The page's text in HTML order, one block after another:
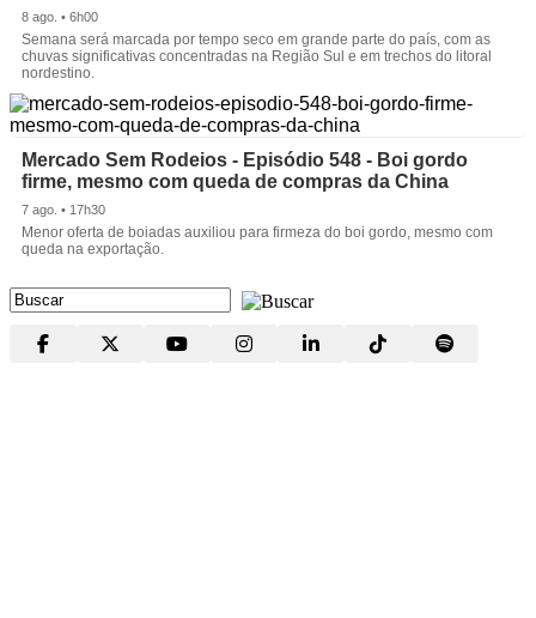
8 ago. • 6h00
Semana será marcada por tempo seco em grande parte do país, com as
chuvas significativas concentradas na Região Sul e em trechos do litoral
nordestino.
Mercado Sem Rodeios - Episódio 548 - Boi gordo
firme, mesmo com queda de compras da China
7 ago. • 17h30
Menor oferta de boiadas auxiliou para firmeza do boi gordo, mesmo com
queda na exportação.